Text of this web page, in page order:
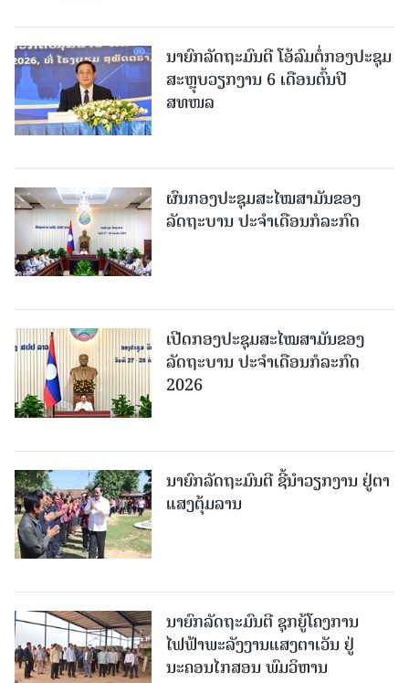
ນາຍົກລັດຖະມົນຕີ ໂອ້ລົມຕໍ່ກອງປະຊຸມ
ສະຫຼຸບວຽກງານ 6 ເດືອນຕົ້ນປີ
ສທໜລ
ຜົນກອງປະຊຸມສະໄໝສາມັນຂອງ
ລັດຖະບານ ປະຈຳເດືອນກໍລະກົດ
ເປີດກອງປະຊຸມສະໄໝສາມັນຂອງ
ລັດຖະບານ ປະຈໍາເດືອນກໍລະກົດ
2026
ນາຍົກລັດຖະມົນຕີ ຊີ້ນຳວຽກງານ ຢູ່ຕາ
ແສງຕຸ້ມລານ
ນາຍົກລັດຖະມົນຕີ ຊຸກຍູ້ໂຄງການ
ໄຟຟ້າພະລັງງານແສງຕາເວັນ ຢູ່
ນະຄອນໄກສອນ ພົມວິຫານ